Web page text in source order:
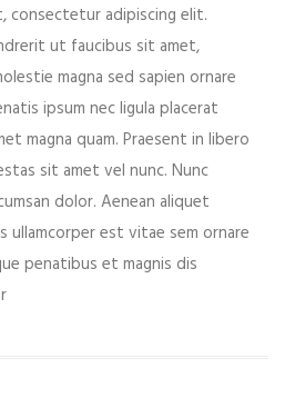
consectetur adipiscing elit.
ut faucibus sit amet,
magna sed sapien ornare
ipsum nec ligula placerat
magna quam. Praesent in libero
sit amet vel nunc. Nunc
dolor. Aenean aliquet
ullamcorper est vitae sem ornare
penatibus et magnis dis